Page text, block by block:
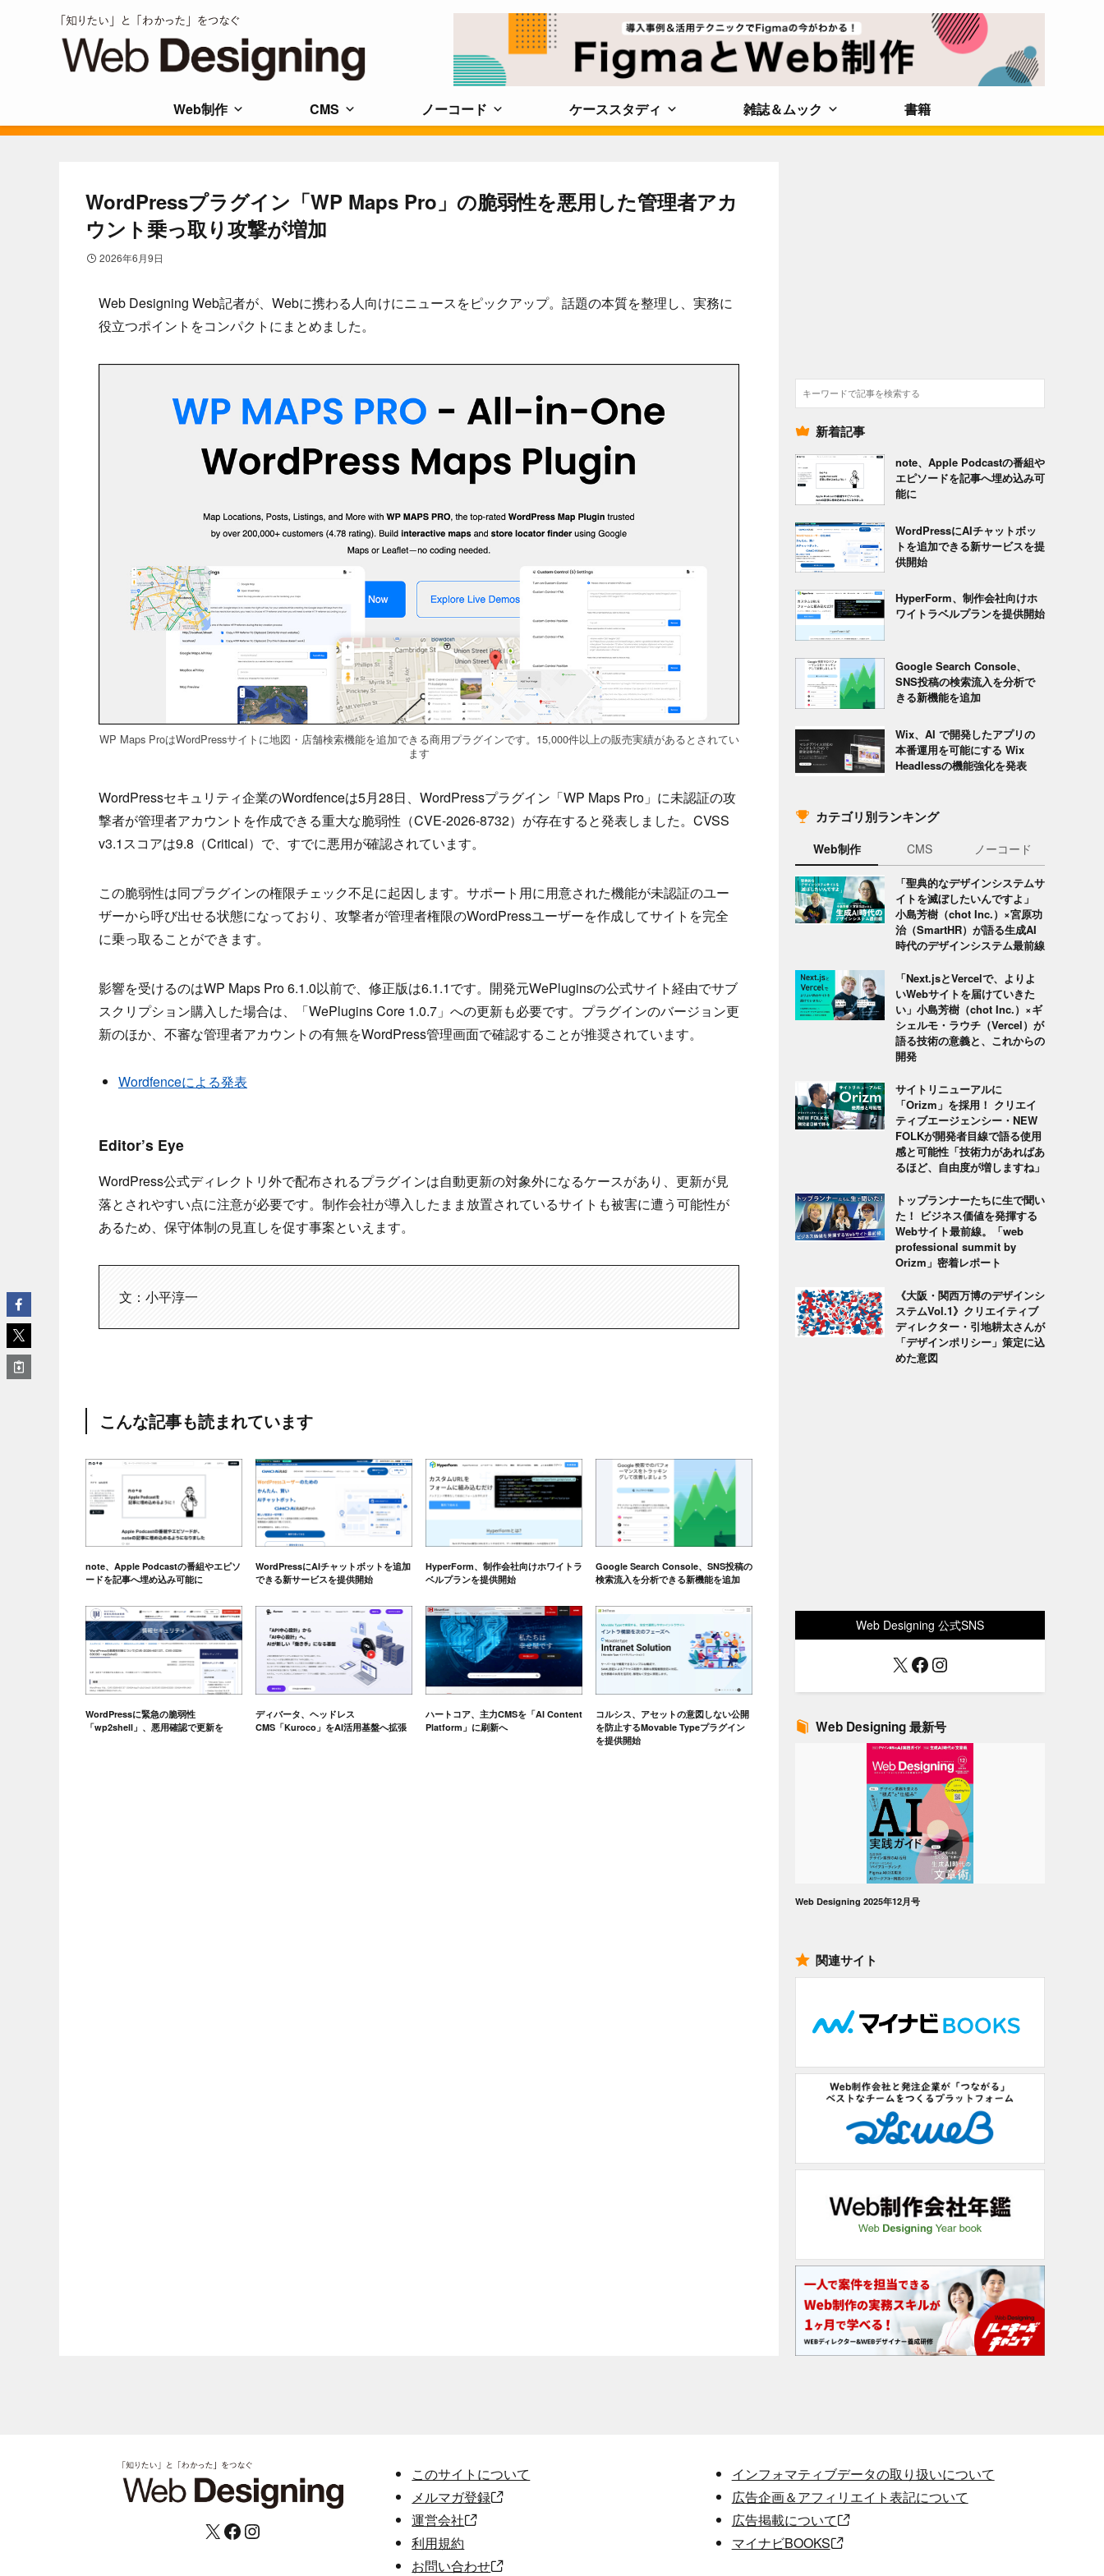
Web制作 CMS ノーコード ケーススタディ 雑誌＆ムック 書籍
WordPressプラグイン「WP Maps Pro」の脆弱性を悪用した管理者アカ
ウント乗っ取り攻撃が増加
2026年6月9日
Web Designing Web記者が、Webに携わる人向けにニュースをピックアップ。話題の本質を整理し、実務に
役立つポイントをコンパクトにまとめました。
WP Maps ProはWordPressサイトに地図・店舗検索機能を追加できる商用プラグインです。15,000件以上の販売実績があるとされてい
ます
WordPressセキュリティ企業のWordfenceは5月28日、WordPressプラグイン「WP Maps Pro」に未認証の攻
撃者が管理者アカウントを作成できる重大な脆弱性（CVE-2026-8732）が存在すると発表しました。CVSS
v3.1スコアは9.8（Critical）で、すでに悪用が確認されています。
この脆弱性は同プラグインの権限チェック不足に起因します。サポート用に用意された機能が未認証のユー
ザーから呼び出せる状態になっており、攻撃者が管理者権限のWordPressユーザーを作成してサイトを完全
に乗っ取ることができます。
影響を受けるのはWP Maps Pro 6.1.0以前で、修正版は6.1.1です。開発元WePluginsの公式サイト経由でサブ
スクリプション購入した場合は、「WePlugins Core 1.0.7」への更新も必要です。プラグインのバージョン更
新のほか、不審な管理者アカウントの有無をWordPress管理画面で確認することが推奨されています。
Wordfenceによる発表
Editor’s Eye
WordPress公式ディレクトリ外で配布されるプラグインは自動更新の対象外になるケースがあり、更新が見
落とされやすい点に注意が必要です。制作会社が導入したまま放置されているサイトも被害に遭う可能性が
あるため、保守体制の見直しを促す事案といえます。
文：小平淳一
こんな記事も読まれています
note、Apple Podcastの番組やエピソ
ードを記事へ埋め込み可能に
WordPressにAIチャットボットを追加
できる新サービスを提供開始
HyperForm、制作会社向けホワイトラ
ベルプランを提供開始
Google Search Console、SNS投稿の
検索流入を分析できる新機能を追加
WordPressに緊急の脆弱性
「wp2shell」、悪用確認で更新を
ディバータ、ヘッドレス
CMS「Kuroco」をAI活用基盤へ拡張
ハートコア、主力CMSを「AI Content
Platform」に刷新へ
コルシス、アセットの意図しない公開
を防止するMovable Typeプラグイン
を提供開始
検
索
新着記事
note、Apple Podcastの番組や
エピソードを記事へ埋め込み可
能に
WordPressにAIチャットボッ
トを追加できる新サービスを提
供開始
HyperForm、制作会社向けホ
ワイトラベルプランを提供開始
Google Search Console、
SNS投稿の検索流入を分析で
きる新機能を追加
Wix、AI で開発したアプリの
本番運用を可能にする Wix
Headlessの機能強化を発表
カテゴリ別ランキング
Web制作 CMS ノーコード
「聖典的なデザインシステムサ
イトを滅ぼしたいんですよ」
小島芳樹（chot Inc.）×宮原功
治（SmartHR）が語る生成AI
時代のデザインシステム最前線
「Next.jsとVercelで、よりよ
いWebサイトを届けていきた
い」小島芳樹（chot Inc.）×ギ
シェルモ・ラウチ（Vercel）が
語る技術の意義と、これからの
開発
サイトリニューアルに
「Orizm」を採用！ クリエイ
ティブエージェンシー・NEW
FOLKが開発者目線で語る使用
感と可能性「技術力があればあ
るほど、自由度が増しますね」
トップランナーたちに生で聞い
た！ ビジネス価値を発揮する
Webサイト最前線。「web
professional summit by
Orizm」密着レポート
《大阪・関西万博のデザインシ
ステムVol.1》クリエイティブ
ディレクター・引地耕太さんが
「デザインポリシー」策定に込
めた意図
Web Designing 公式SNS
X Facebook
Instagram
Web Designing 最新号
Web Designing 2025年12月号
関連サイト
X Facebook Instagram
このサイトについて
メルマガ登録
運営会社
利用規約
お問い合わせ
インフォマティブデータの取り扱いについて
広告企画＆アフィリエイト表記について
広告掲載について
マイナビBOOKS